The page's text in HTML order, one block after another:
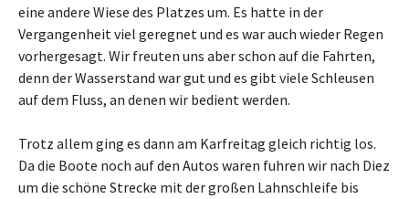
eine andere Wiese des Platzes um. Es hatte in der
Vergangenheit viel geregnet und es war auch wieder Regen
vorhergesagt. Wir freuten uns aber schon auf die Fahrten,
denn der Wasserstand war gut und es gibt viele Schleusen
auf dem Fluss, an denen wir bedient werden.
Trotz allem ging es dann am Karfreitag gleich richtig los.
Da die Boote noch auf den Autos waren fuhren wir nach Diez
um die schöne Strecke mit der großen Lahnschleife bis